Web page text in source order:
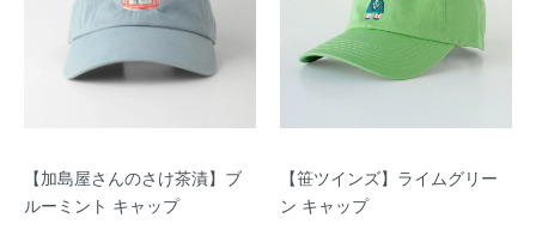
【加島屋さんのさけ茶漬】ブ
ルーミント キャップ
【笹ツインズ】ライムグリー
ン キャップ